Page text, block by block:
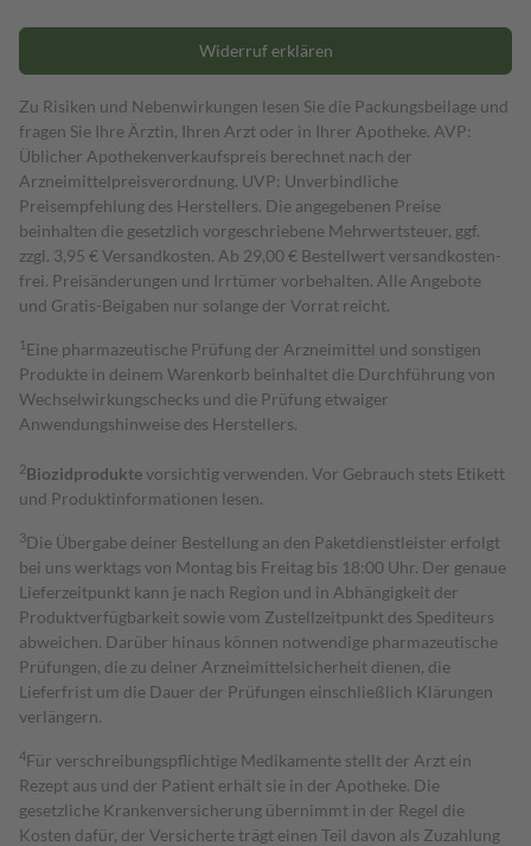
Widerruf erklären
Zu Risiken und Nebenwirkungen lesen Sie die Packungsbeilage und
fragen Sie Ihre Ärztin, Ihren Arzt oder in Ihrer Apotheke. AVP:
Üblicher Apothekenverkaufspreis berechnet nach der
Arzneimittelpreisverordnung. UVP: Unverbindliche
Preisempfehlung des Herstellers. Die angegebenen Preise
beinhalten die gesetzlich vorgeschriebene Mehrwertsteuer, ggf.
zzgl. 3,95 € Versandkosten. Ab 29,00 € Bestell­wert versand­kosten­
frei. Preisänderungen und Irrtümer vorbehalten. Alle Angebote
und Gratis-Beigaben nur solange der Vorrat reicht.
1 Eine pharmazeutische Prüfung der Arzneimittel und sonstigen
Produkte in deinem Warenkorb beinhaltet die Durchführung von
Wechselwirkungschecks und die Prüfung etwaiger
Anwendungshinweise des Herstellers.
2Biozidproduktevorsichtig verwenden. Vor Gebrauch stets Etikett
und Produktinformationen lesen.
3Die Übergabe deiner Bestellung an den Paketdienstleister erfolgt
bei uns werktags von Montag bis Freitag bis 18:00 Uhr. Der genaue
Lieferzeitpunkt kann je nach Region und in Abhängigkeit der
Produktverfügbarkeit sowie vom Zustellzeitpunkt des Spediteurs
abweichen. Darüber hinaus können notwendige pharmazeutische
Prüfungen, die zu deiner Arzneimittelsicherheit dienen, die
Lieferfrist um die Dauer der Prüfungen einschließlich Klärungen
verlängern.
4Für verschreibungspflichtige Medikamente stellt der Arzt ein
Rezept aus und der Patient erhält sie in der Apotheke. Die
gesetzliche Krankenversicherung übernimmt in der Regel die
Kosten dafür, der Versicherte trägt einen Teil davon als Zuzahlung